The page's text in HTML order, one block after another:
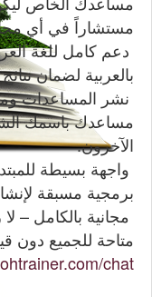
مستشاراً في أي
دعم كامل للغة
بالعربية لضمان
نشر المساعدات
مساعدك باسمك
الآخرون.
واجهة بسيطة
برمجية مسبقة
مجانية بالكامل –
متاحة للجميع دون
chat